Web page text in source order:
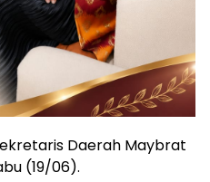
Daerah Maybrat
(19/06).